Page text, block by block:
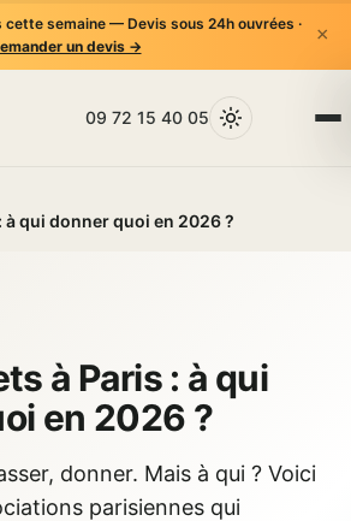
semaine — Devis sous 24h ouvrées ·
un devis →
×
09 72 15 40 05
à qui donner quoi en 2026 ?
à Paris : à qui
en 2026 ?
donner. Mais à qui ? Voici
parisiennes qui